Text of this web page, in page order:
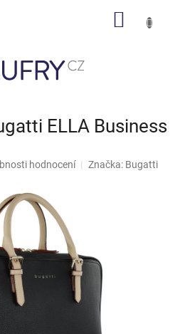
ELLA Business
hodnocení Značka: Bugatti